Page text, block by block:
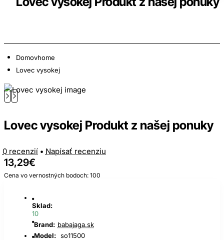
Domovhome
Lovec vysokej
Lovec vysokej Produkt z našej ponuky
0 recenzií • Napísať recenziu
13,29€
Cena vo vernostných bodoch: 100
Sklad:
10
Brand: babajaga.sk
Model: so11500